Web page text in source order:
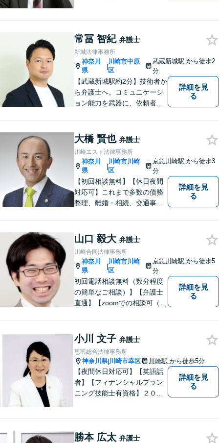
退料の増額など不動産のトラ
ブルはお任せください。【司
法書士の経験あり】
常冨 智紀 弁護士
新城法律事務所
神奈川
県
|
川崎市中原
区
武蔵新城駅 から徒歩2
分
【武蔵新城駅約2分】技術者か
ら弁護士へ。コミュニケーシ
ョン能力を武器に、依頼者さ
問題】不貞慰謝料請求／財産
分与・養育費など【相続】相
続手続は他士業と連携してワ
ンストップ解決
詳細を見
る
大橋 賢也 弁護士
川崎エスト法律事務所
神奈川
県
|
川崎市川崎
区
京急川崎駅 から徒歩3
分
【初回相談無料】【休日夜間
対応可】これまで多数の債務
整理、離婚・相続、交通事
産管財人や成年後見人等、裁
判所から依頼を受ける事件も
多数経験しています。1人で悩
まずに、是非ご相談くださ
い。
詳細を見
る
山口 毅大 弁護士
川崎合同法律事務所
神奈川
県
|
川崎市川崎
区
京急川崎駅 から徒歩5
分
初回電話相談無料（数分程度
の簡単なご相談）】【弁護士
直通】【zoomでの相談可（有
「街医者」のような弁護士
詳細を見
る
小川 文子 弁護士
恵富総合法律事務所
神奈川県|川崎市幸区 川崎駅 から徒歩5分
【夜間休日対応可】【英語話
者】【フィナンシャルプラン
ニング技能士有資格】２０年
ております。
詳細を見
る
勝本 広太 弁護士